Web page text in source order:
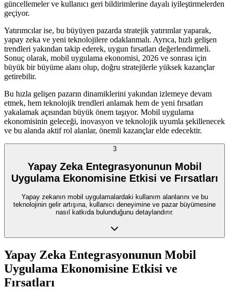
güncellemeler ve kullanıcı geri bildirimlerine dayalı iyileştirmelerden
geçiyor.
Yatırımcılar ise, bu büyüyen pazarda stratejik yatırımlar yaparak,
yapay zeka ve yeni teknolojilere odaklanmalı. Ayrıca, hızlı gelişen
trendleri yakından takip ederek, uygun fırsatları değerlendirmeli.
Sonuç olarak, mobil uygulama ekonomisi, 2026 ve sonrası için
büyük bir büyüme alanı olup, doğru stratejilerle yüksek kazançlar
getirebilir.
Bu hızla gelişen pazarın dinamiklerini yakından izlemeye devam
etmek, hem teknolojik trendleri anlamak hem de yeni fırsatları
yakalamak açısından büyük önem taşıyor. Mobil uygulama
ekonomisinin geleceği, inovasyon ve teknolojik uyumla şekillenecek
ve bu alanda aktif rol alanlar, önemli kazançlar elde edecektir.
3
Yapay Zeka Entegrasyonunun Mobil
Uygulama Ekonomisine Etkisi ve Fırsatları
Yapay zekanın mobil uygulamalardaki kullanım alanlarını ve bu
teknolojinin gelir artışına, kullanıcı deneyimine ve pazar büyümesine
nasıl katkıda bulunduğunu detaylandırır.
Yapay Zeka Entegrasyonunun Mobil
Uygulama Ekonomisine Etkisi ve
Fırsatları